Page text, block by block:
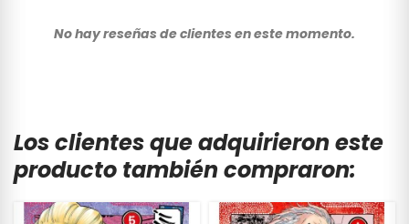
No hay reseñas de clientes en este momento.
Los clientes que adquirieron este
producto también compraron: